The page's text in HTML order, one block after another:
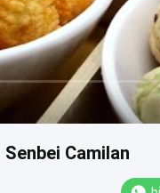
Camilan